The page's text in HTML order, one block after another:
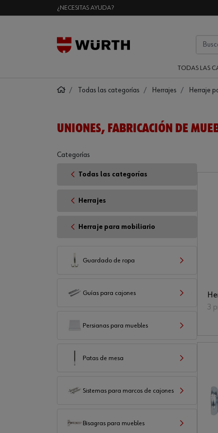
¿NECESITAS AYUDA?
TODAS LAS
Todas las categorías Herrajes Herraje
UNIONES, FABRICACIÓN DE
Categorías
Todas las categorías
Herrajes
Herraje para mobiliario
Guardado de ropa
Guías para cajones
Persianas para muebles
Patas de mesa
Sistemas para marcos de cajones
Bisagras para muebles
3